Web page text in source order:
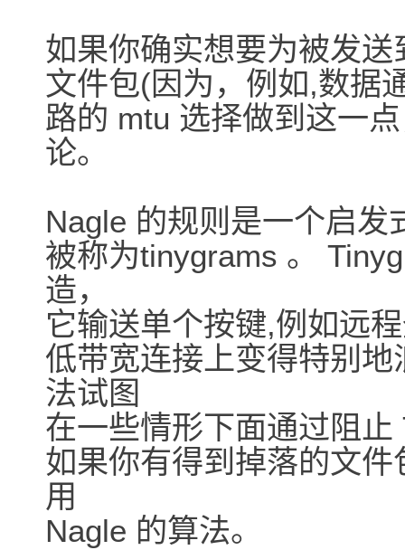
如果你确实想要为被发
文件包(因为，例如,数据
路的 mtu 选择做到这一
论。
Nagle 的规则是一个启发
被称为tinygrams 。
造，
它输送单个按键,例如远
低带宽连接上变得特别
法试图
在一些情形下面通过阻
如果你有得到掉落的文
用
Nagle 的算法。